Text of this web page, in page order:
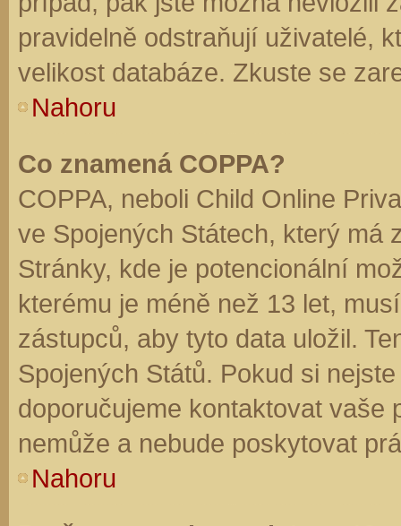
pravidelně odstraňují uživatelé,
velikost databáze. Zkuste se
Nahoru
Co znamená COPPA?
COPPA, neboli Child Online
ve Spojených Státech, který má
Stránky, kde je potencionální
kterému je méně než 13 let,
zástupců, aby tyto data uložil.
Spojených Států. Pokud si
doporučujeme kontaktovat vaše
nemůže a nebude poskytovat
Nahoru